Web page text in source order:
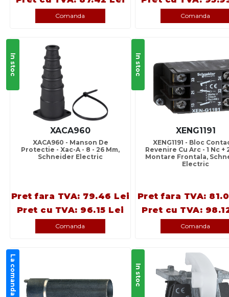
Comanda Comanda
In stoc
XACA960
XACA960 - Manson De
Protectie - Xac-A - 8 - 26 Mm,
Schneider Electric
Pret fara TVA: 79.46 Lei
Pret cu TVA: 96.15 Lei
Comanda
In stoc
XENG1191
XENG1191 - Bloc
Revenire Cu Arc - 1 Nc +
Montare Frontala,
Electric
Pret fara TVA:
Pret cu TVA:
Comanda
La comanda In stoc